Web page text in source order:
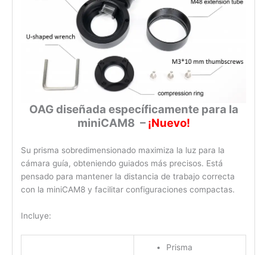
OAG diseñada específicamente para la
miniCAM8 –¡Nuevo!
Su prisma sobredimensionado maximiza la luz para la
cámara guía, obteniendo guiados más precisos. Está
pensado para mantener la distancia de trabajo correcta
con la miniCAM8 y facilitar configuraciones compactas.
Incluye:
Prisma